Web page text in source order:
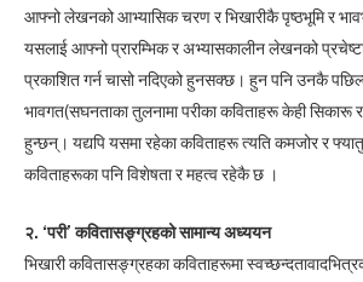
आफ्नो लेखनको आभ्यासिक चरण र भिखारीकै पृष्ठभूमि र
यसलाई आफ्नो प्रारम्भिक र अभ्यासकालीन लेखनको
प्रकाशित गर्न चासो नदिएको हुनसक्छ। हुन पनि उनकै
भावगत(सघनताका तुलनामा परीका कविताहरू केही सिकारू
हुन्छन्। यद्यपि यसमा रहेका कविताहरू त्यति कमजोर र
कविताहरूका पनि विशेषता र महत्व रहेकै छ ।
२. ‘परी’ कवितासङ्ग्रहको सामान्य अध्ययन
भिखारी कवितासङ्ग्रहका कविताहरूमा